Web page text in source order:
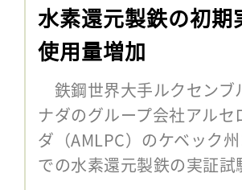
水素還元製鉄の初
使用量増加
鉄鋼世界大手ルクセンブ
ナダのグループ会社アル
ダ（AMLPC）のケベック
での水素還元製鉄の実証